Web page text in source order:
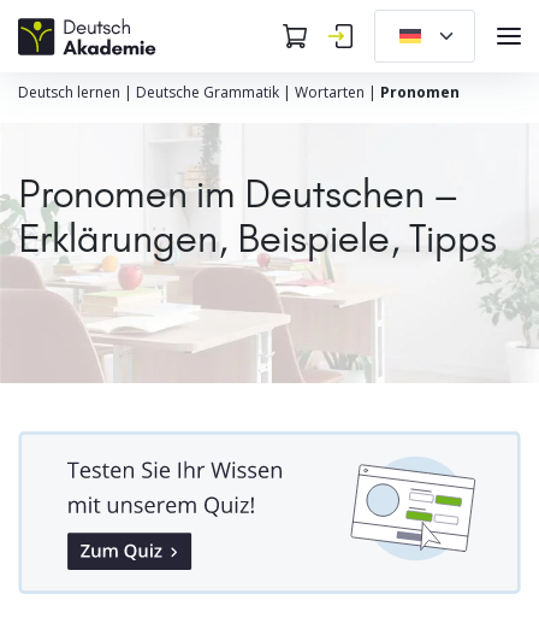
Deutsch lernen | Deutsche Grammatik | Wortarten | Pronomen
Pronomen im Deutschen –
Erklärungen, Beispiele, Tipps